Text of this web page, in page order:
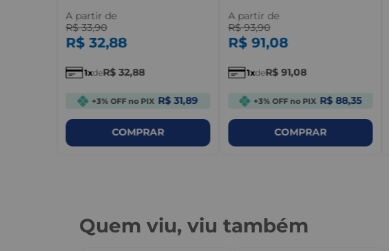
A partir de
R$ 33,90
R$ 32,88
1 deR$ 32,88
+3% OFF no PIX R$ 31,89
COMPRAR
A partir de
R$ 93,90
R$ 91,08
1 deR$ 91,08
+3% OFF no PIX R$ 88,35
COMPRAR
Quem viu, viu também